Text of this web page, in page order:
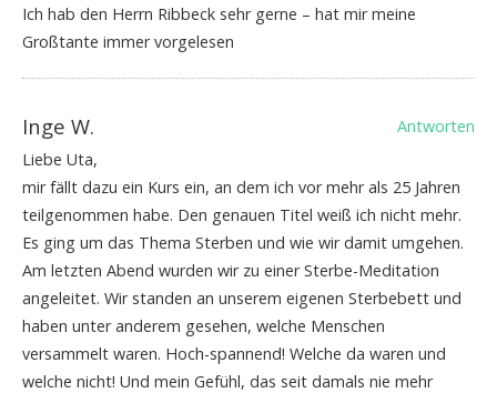
Ich hab den Herrn Ribbeck sehr gerne – hat mir meine
Großtante immer vorgelesen
Inge W.
Antworten
Liebe Uta,
mir fällt dazu ein Kurs ein, an dem ich vor mehr als 25 Jahren
teilgenommen habe. Den genauen Titel weiß ich nicht mehr.
Es ging um das Thema Sterben und wie wir damit umgehen.
Am letzten Abend wurden wir zu einer Sterbe-Meditation
angeleitet. Wir standen an unserem eigenen Sterbebett und
haben unter anderem gesehen, welche Menschen
versammelt waren. Hoch-spannend! Welche da waren und
welche nicht! Und mein Gefühl, das seit damals nie mehr